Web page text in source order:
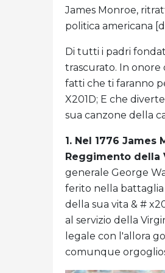
James Monroe,
politica americana
Di tutti i padri
trascurato. In onore
fatti che ti faranno
X201D; E che
sua canzone della
1. Nel 1776
Reggimento della
generale George
ferito nella battaglia
della sua vita & #
al servizio della
legale con l'allora
comunque